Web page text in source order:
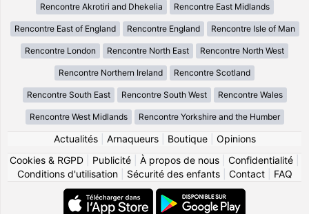
Rencontre Akrotiri and Dhekelia Rencontre East Midlands
Rencontre East of England Rencontre England Rencontre Isle of Man
Rencontre London Rencontre North East Rencontre North West
Rencontre Northern Ireland Rencontre Scotland
Rencontre South East Rencontre South West Rencontre Wales
Rencontre West Midlands Rencontre Yorkshire and the Humber
Actualités| Arnaqueurs| Boutique| Opinions
Cookies & RGPD
Publicité À propos de nous Confidentialité
Conditions d'utilisation| Sécurité des enfants| Contact| FAQ